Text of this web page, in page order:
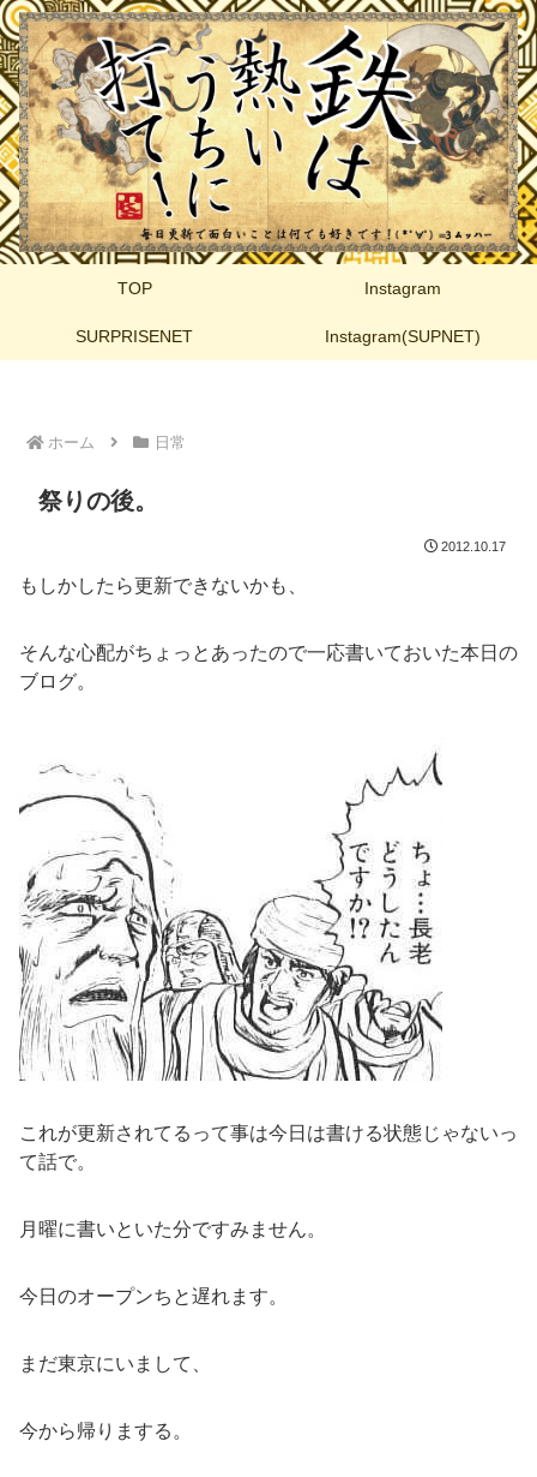
TOP Instagram
SURPRISENET Instagram(SUPNET)
ホーム 日常
祭りの後。
2012.10.17
もしかしたら更新できないかも、
そんな心配がちょっとあったので一応書いておいた本日の
ブログ。
これが更新されてるって事は今日は書ける状態じゃないっ
て話で。
月曜に書いといた分ですみません。
今日のオープンちと遅れます。
まだ東京にいまして、
今から帰りまする。